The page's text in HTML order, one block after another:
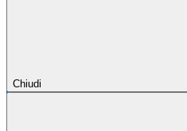
Chiudi